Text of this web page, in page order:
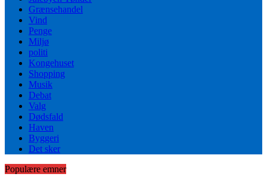
Grænsehandel
Vind
Penge
Miljø
politi
Kongehuset
Shopping
Musik
Debat
Valg
Dødsfald
Haven
Byggeri
Det sker
Populære emner